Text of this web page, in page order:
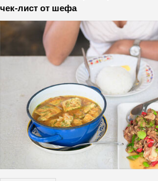
чек-лист от шефа